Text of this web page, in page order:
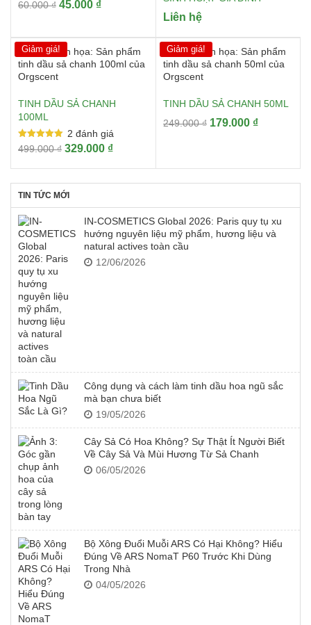
60.000₫ Giá
60.000 ₫.
45.000 ₫Giá
là:
45.000 ₫.
Liên hệ
Giảm giá!
TINH DẦU SẢ CHANH
100ML
Được xếp
hạng
5 sao
2 đánh giá
499.000₫ Giá
499.000 ₫.
329.000 ₫Giá
329.000 ₫.
Giảm giá!
TINH DẦU SẢ CHANH 50ML
249.000₫ Giá
249.000 ₫.
179.000 ₫Giá
là:
179.000 ₫.
TIN TỨC MỚI
IN-COSMETICS Global 2026: Paris quy tụ xu
hướng nguyên liệu mỹ phẩm, hương liệu và
natural actives toàn cầu
12/06/2026
Công dụng và cách làm tinh dầu hoa ngũ sắc
mà bạn chưa biết
19/05/2026
Cây Sả Có Hoa Không? Sự Thật Ít Người Biết
Về Cây Sả Và Mùi Hương Từ Sả Chanh
06/05/2026
Bộ Xông Đuổi Muỗi ARS Có Hại Không? Hiểu
Đúng Về ARS NomaT P60 Trước Khi Dùng
Trong Nhà
04/05/2026